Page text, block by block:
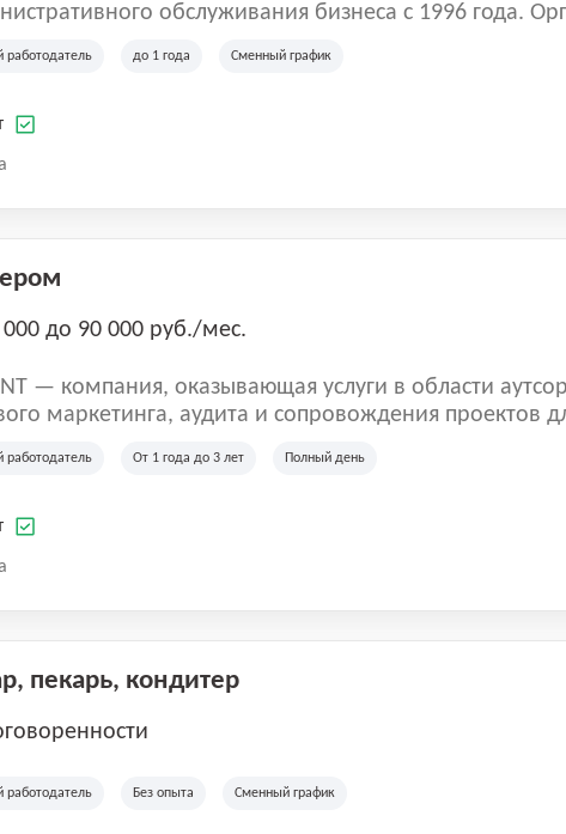
обслуживания бизнеса с 1996 года.
лиц и коммерческих организаций.
работодатель до 1 года Сменный график
000 до 90 000 руб./мес.
— компания, оказывающая услуги в области
маркетинга, аудита и сопровождения проектов
России, Казахстана и Беларуси,
работодатель От 1 года до 3 лет Полный день
пекарь, кондитер
работодатель Без опыта Сменный график